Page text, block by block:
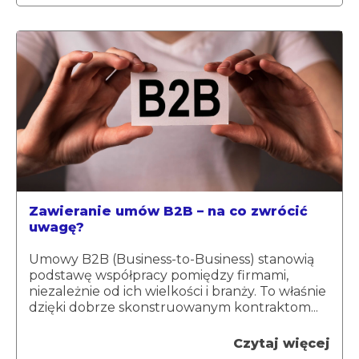
Zawieranie umów B2B – na co zwrócić
uwagę?
Umowy B2B (Business-to-Business) stanowią
podstawę współpracy pomiędzy firmami,
niezależnie od ich wielkości i branży. To właśnie
dzięki dobrze skonstruowanym kontraktom...
Czytaj więcej